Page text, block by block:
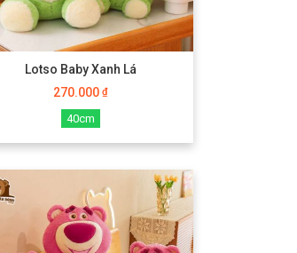
Lotso Baby Xanh Lá
270.000 ₫
40cm